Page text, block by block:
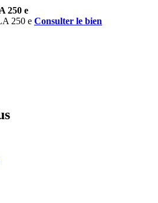
250 e
Consulter le bien